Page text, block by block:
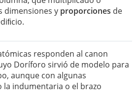
dimensiones y proporciones de
responden al canon
Doríforo sirvió de modelo para
aunque con algunas
la indumentaria o el brazo